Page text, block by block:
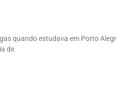
quando estudava em Porto
de